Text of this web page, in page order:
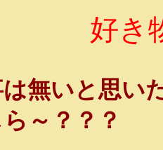
好き
無いと思い
～？？？